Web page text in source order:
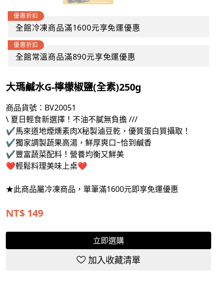
優惠折扣
全館冷凍商品滿1600元享免運優惠
優惠折扣
全館常溫商品滿890元享免運優惠
大瑪鹹水G-檸檬椒鹽(全素)250g
商品貨號： BV20051
\ 夏日輕食新選擇！不油不膩無負擔 ///
✔️馬來道地煙燻素肉X秘製滷豆乾，優質蛋白質攝取！
✔️獨家調製蔬果高湯，鮮厚爽口~恰到鹹香
✔️豐富蔬菜配料！營養均衡又鮮美
❤輕鬆料理美味上桌❤
★此商品屬冷凍商品，單筆滿1600元即享免運優惠
NT$ 149
立即選購
加入收藏清單